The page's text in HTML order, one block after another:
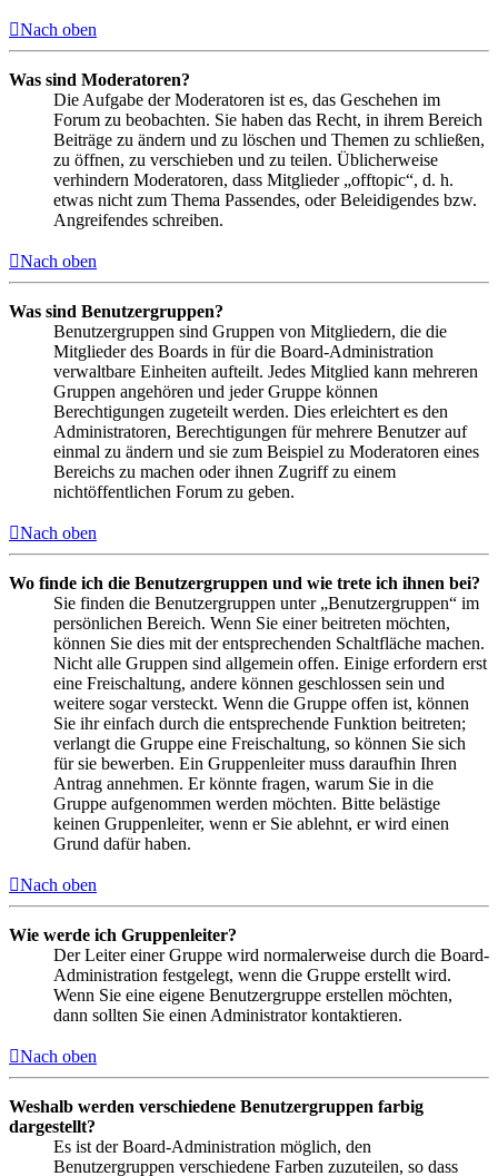
Nach oben
Was sind Moderatoren?
Die Aufgabe der Moderatoren ist es, das Geschehen im
Forum zu beobachten. Sie haben das Recht, in ihrem Bereich
Beiträge zu ändern und zu löschen und Themen zu schließen,
zu öffnen, zu verschieben und zu teilen. Üblicherweise
verhindern Moderatoren, dass Mitglieder „offtopic“, d. h.
etwas nicht zum Thema Passendes, oder Beleidigendes bzw.
Angreifendes schreiben.
Nach oben
Was sind Benutzergruppen?
Benutzergruppen sind Gruppen von Mitgliedern, die die
Mitglieder des Boards in für die Board-Administration
verwaltbare Einheiten aufteilt. Jedes Mitglied kann mehreren
Gruppen angehören und jeder Gruppe können
Berechtigungen zugeteilt werden. Dies erleichtert es den
Administratoren, Berechtigungen für mehrere Benutzer auf
einmal zu ändern und sie zum Beispiel zu Moderatoren eines
Bereichs zu machen oder ihnen Zugriff zu einem
nichtöffentlichen Forum zu geben.
Nach oben
Wo finde ich die Benutzergruppen und wie trete ich ihnen bei?
Sie finden die Benutzergruppen unter „Benutzergruppen“ im
persönlichen Bereich. Wenn Sie einer beitreten möchten,
können Sie dies mit der entsprechenden Schaltfläche machen.
Nicht alle Gruppen sind allgemein offen. Einige erfordern erst
eine Freischaltung, andere können geschlossen sein und
weitere sogar versteckt. Wenn die Gruppe offen ist, können
Sie ihr einfach durch die entsprechende Funktion beitreten;
verlangt die Gruppe eine Freischaltung, so können Sie sich
für sie bewerben. Ein Gruppenleiter muss daraufhin Ihren
Antrag annehmen. Er könnte fragen, warum Sie in die
Gruppe aufgenommen werden möchten. Bitte belästige
keinen Gruppenleiter, wenn er Sie ablehnt, er wird einen
Grund dafür haben.
Nach oben
Wie werde ich Gruppenleiter?
Der Leiter einer Gruppe wird normalerweise durch die Board-
Administration festgelegt, wenn die Gruppe erstellt wird.
Wenn Sie eine eigene Benutzergruppe erstellen möchten,
dann sollten Sie einen Administrator kontaktieren.
Nach oben
Weshalb werden verschiedene Benutzergruppen farbig
dargestellt?
Es ist der Board-Administration möglich, den
Benutzergruppen verschiedene Farben zuzuteilen, so dass